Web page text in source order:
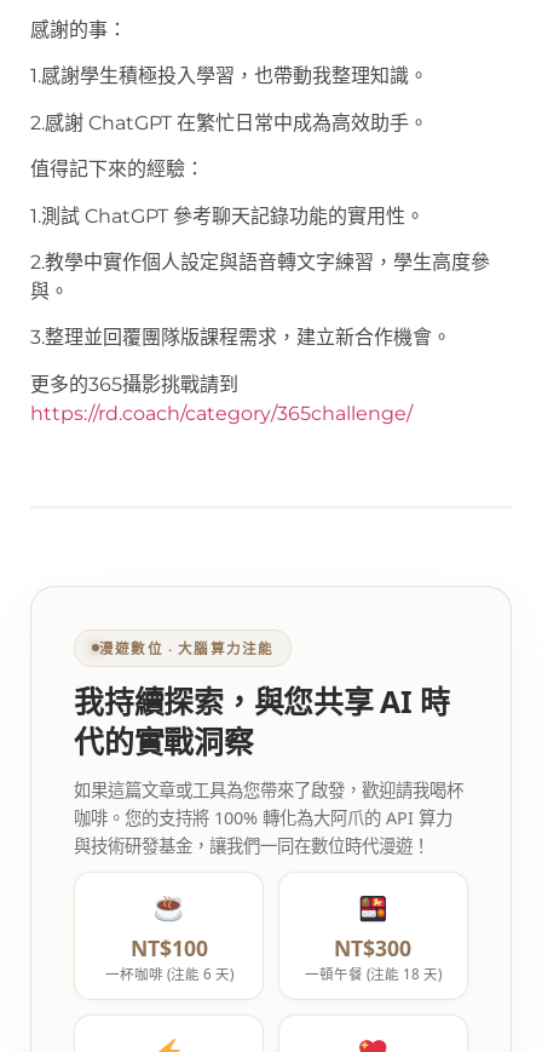
感謝的事：
1.感謝學生積極投入學習，也帶動我整理知識。
2.感謝 ChatGPT 在繁忙日常中成為高效助手。
值得記下來的經驗：
1.測試 ChatGPT 參考聊天記錄功能的實用性。
2.教學中實作個人設定與語音轉文字練習，學生高度參
與。
3.整理並回覆團隊版課程需求，建立新合作機會。
更多的365攝影挑戰請到
https://rd.coach/category/365challenge/
漫遊數位 ‧ 大腦算力注能
我持續探索，與您共享 AI 時
代的實戰洞察
如果這篇文章或工具為您帶來了啟發，歡迎請我喝杯
咖啡。您的支持將 100% 轉化為大阿爪的 API 算力
與技術研發基金，讓我們一同在數位時代漫遊！
NT$100
一杯咖啡 (注能 6 天)
NT$300
一頓午餐 (注能 18 天)